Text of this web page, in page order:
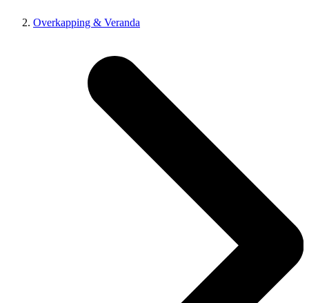
Overkapping & Veranda